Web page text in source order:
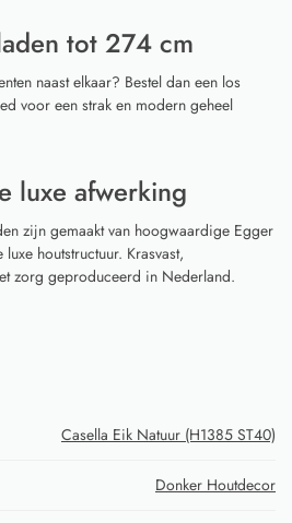
tot 274 cm
naast elkaar? Bestel dan een los
voor een strak en modern geheel
luxe afwerking
zijn gemaakt van hoogwaardige Egger
houtstructuur. Krasvast,
zorg geproduceerd in Nederland.
Casella Eik Natuur (H1385 ST40)
Donker Houtdecor